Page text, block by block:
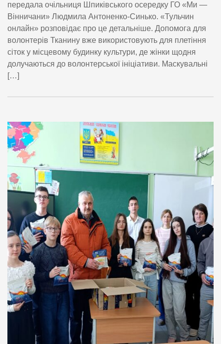
передала очільниця Шпиківського осередку ГО «Ми —
Вінничани» Людмила Антоненко-Синько. «Тульчин
онлайн» розповідає про це детальніше. Допомога для
волонтерів Тканину вже використовують для плетіння
сіток у місцевому будинку культури, де жінки щодня
долучаються до волонтерської ініціативи. Маскувальні
[…]